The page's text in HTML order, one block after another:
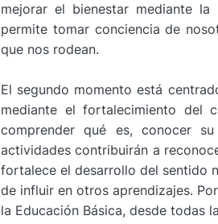
mejorar el bienestar mediante
permite tomar conciencia de
que nos rodean.
El segundo momento está
mediante el fortalecimiento del
comprender qué es, conocer
actividades contribuirán a
fortalece el desarrollo del sentido
de influir en otros aprendizajes.
la Educación Básica, desde todas